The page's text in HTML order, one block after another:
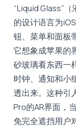
“Liquid Glass”
的设计语言为
钮、菜单和面板
它想象成苹果的
砂玻璃看东西一
时钟、通知和小
透出来。这种引
Pro的AR界面，
免完全遮挡用户